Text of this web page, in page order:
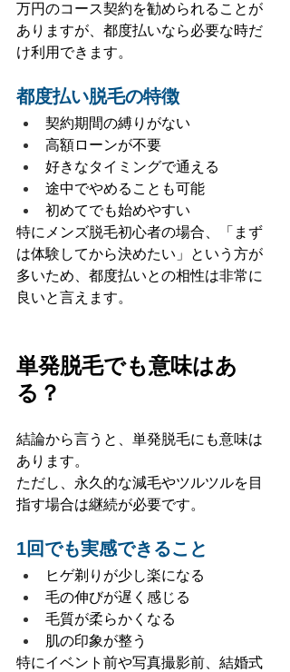
万円のコース契約を勧められることが
ありますが、都度払いなら必要な時だ
け利用できます。
都度払い脱毛の特徴
契約期間の縛りがない
高額ローンが不要
好きなタイミングで通える
途中でやめることも可能
初めてでも始めやすい
特にメンズ脱毛初心者の場合、「まず
は体験してから決めたい」という方が
多いため、都度払いとの相性は非常に
良いと言えます。
単発脱毛でも意味はあ
る？
結論から言うと、単発脱毛にも意味は
あります。
ただし、永久的な減毛やツルツルを目
指す場合は継続が必要です。
1回でも実感できること
ヒゲ剃りが少し楽になる
毛の伸びが遅く感じる
毛質が柔らかくなる
肌の印象が整う
特にイベント前や写真撮影前、結婚式